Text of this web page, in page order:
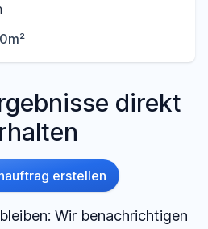
direkt
erstellen
Wir benachrichtigen